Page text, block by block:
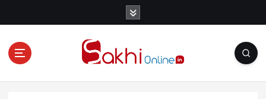
Online News Portal